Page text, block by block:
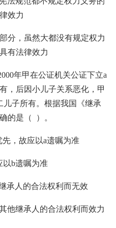
效力
，虽然大都没有规定权力
有法律效力
年甲在公证机关公证下立a
，后因小儿子关系恶化，甲
儿子所有。根据我国《继承
的是（ ）。
，故应以a遗嘱为准
b遗嘱为准
人的合法权利而无效
继承人的合法权利而效力